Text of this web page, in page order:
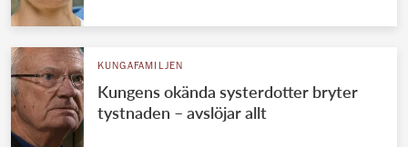
KUNGAFAMILJEN
Kungens okända systerdotter bryter
tystnaden – avslöjar allt